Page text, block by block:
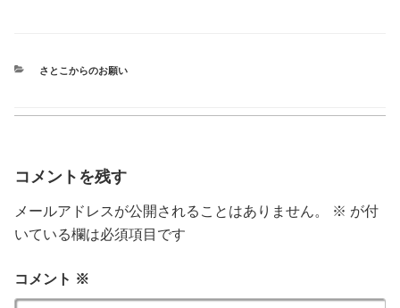
カ
リ
さとこからのお願い
コメントを残す
メールアドレスが公開されることはありません。 ※ が付
いている欄は必須項目です
コメント ※